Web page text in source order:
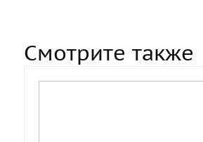
Смотрите также